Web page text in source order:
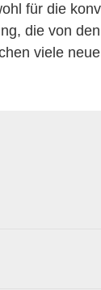
für die
die von
viele